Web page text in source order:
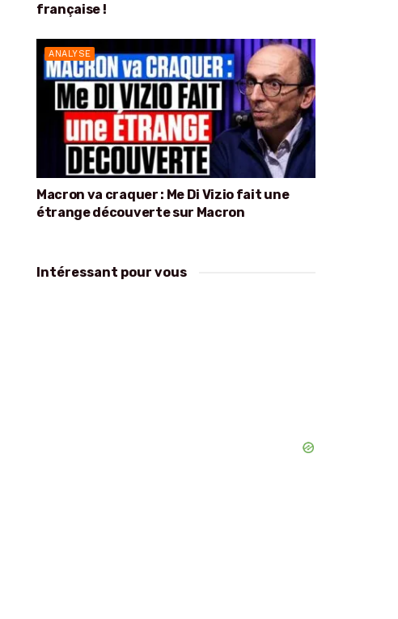
française !
ANALYSE
Macron va craquer : Me Di Vizio fait une
étrange découverte sur Macron
Intéressant pour vous